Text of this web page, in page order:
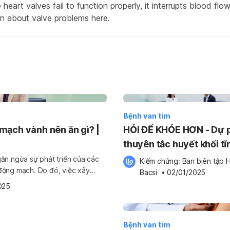
heart valves fail to function properly, it interrupts blood
about valve problems here.
vành nên ăn gì? |
ngừa sự phát triển của các
mạch. Do đó, việc xây
ngừa và điều trị bệnh
Bệnh van tim
HỎI ĐỂ KHỎE HƠN - Dự
thuyên tắc huyết khối
mạch trên người đột
Hello Bacsi x SANOFI
Kiểm chứng: Ban biên tập
Bacsi
• 02/01/2025
Bệnh van tim